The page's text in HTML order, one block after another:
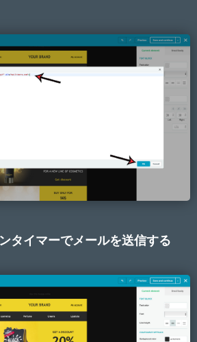
タイマーでメールを送信する